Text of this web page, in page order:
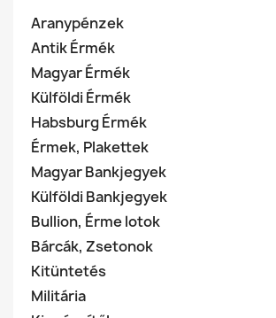
Aranypénzek
Antik Érmék
Magyar Érmék
Külföldi Érmék
Habsburg Érmék
Érmek, Plakettek
Magyar Bankjegyek
Külföldi Bankjegyek
Bullion, Érme lotok
Bárcák, Zsetonok
Kitüntetés
Militária